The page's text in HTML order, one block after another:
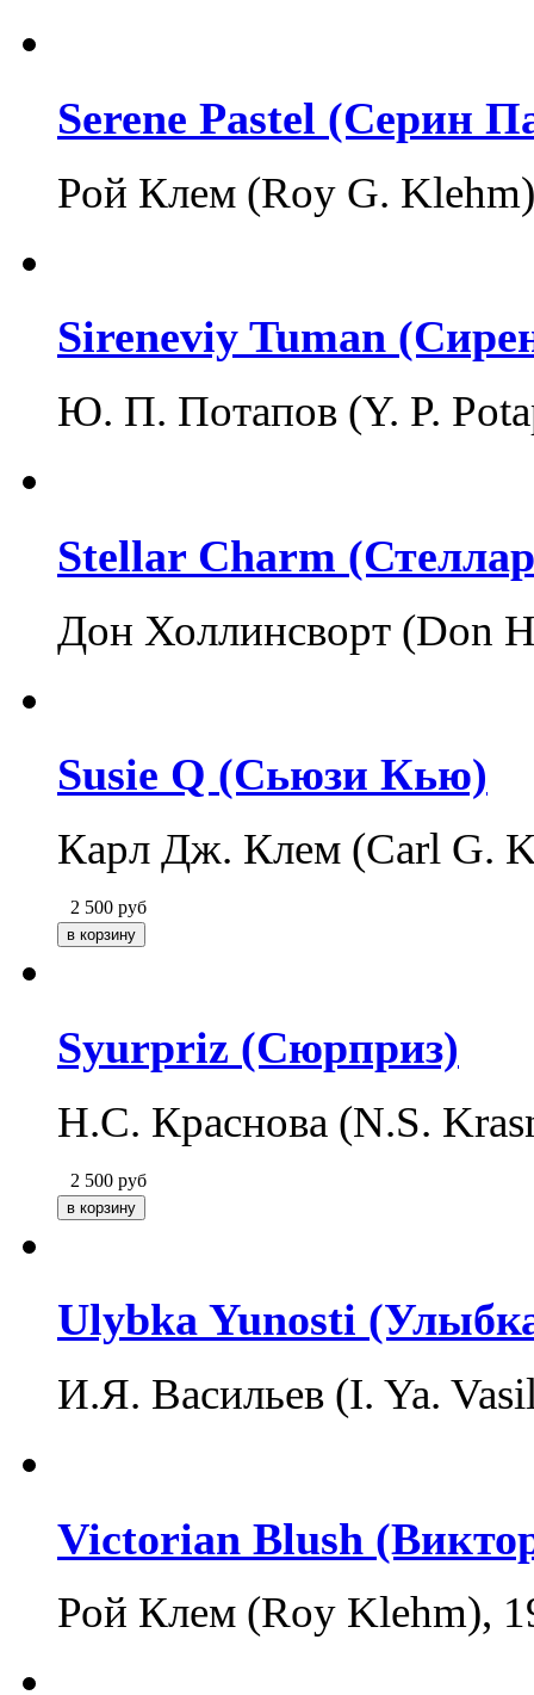
Serene Pastel (Серин
Рой Клем (Roy G.
Sireneviy Tuman
Ю. П. Потапов (Y. P.
Stellar Charm
Дон Холлинсворт (Don
Susie Q (Сьюзи Кью)
Карл Дж. Клем (Carl G.
2 500 руб
Syurpriz (Сюрприз)
Н.С. Краснова (N.S.
2 500 руб
Ulybka Yunosti
И.Я. Васильев (I. Ya.
Victorian Blush
Рой Клем (Roy Klehm),